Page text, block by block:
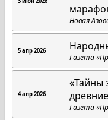
Новая
5 апр 2026
Газета
4 апр 2026
«Тайны
Газета